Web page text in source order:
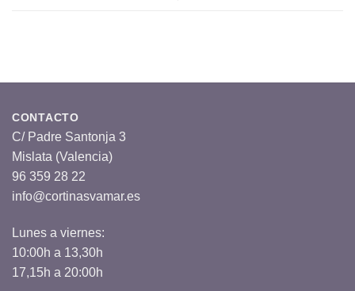
CONTACTO
C/ Padre Santonja 3
Mislata (Valencia)
96 359 28 22
info@cortinasvamar.es
Lunes a viernes:
10:00h a 13,30h
17,15h a 20:00h